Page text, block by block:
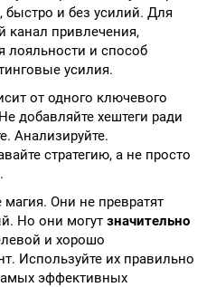
быстро и без усилий. Для
канал привлечения,
лояльности и способ
усилия.
от одного ключевого
добавляйте хештеги ради
Анализируйте.
стратегию, а не просто
Они не превратят
Но они могут значительно
и хорошо
Используйте их правильно
эффективных